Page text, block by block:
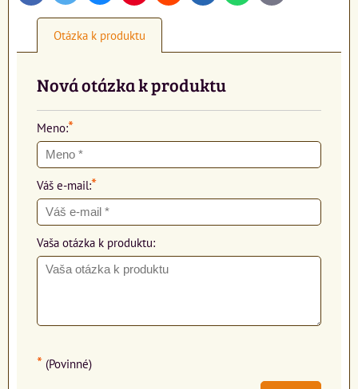
mail
Otázka k produktu
Nová otázka k produktu
Meno:*
Váš e-mail:*
Vaša otázka k produktu:
* (Povinné)